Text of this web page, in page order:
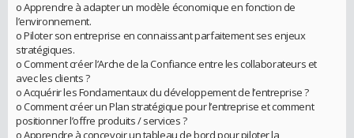
o Apprendre à adapter un modèle économique en fonction de
l’environnement.
o Piloter son entreprise en connaissant parfaitement ses enjeux
stratégiques.
o Comment créer l’Arche de la Confiance entre les collaborateurs et
avec les clients ?
o Acquérir les Fondamentaux du développement de l’entreprise ?
o Comment créer un Plan stratégique pour l’entreprise et comment
positionner l’offre produits / services ?